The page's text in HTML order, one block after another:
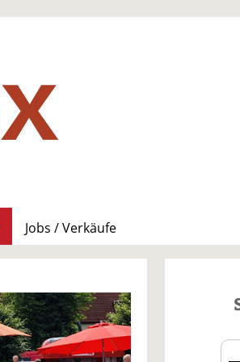
Jobs / Verkäufe